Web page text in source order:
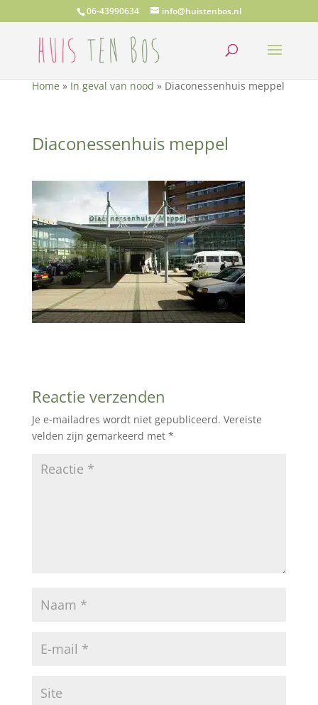
06-43990634 info@huistenbos.nl
Home » In geval van nood » Diaconessenhuis meppel
Diaconessenhuis meppel
Reactie verzenden
Je e-mailadres wordt niet gepubliceerd. Vereiste
velden zijn gemarkeerd met *